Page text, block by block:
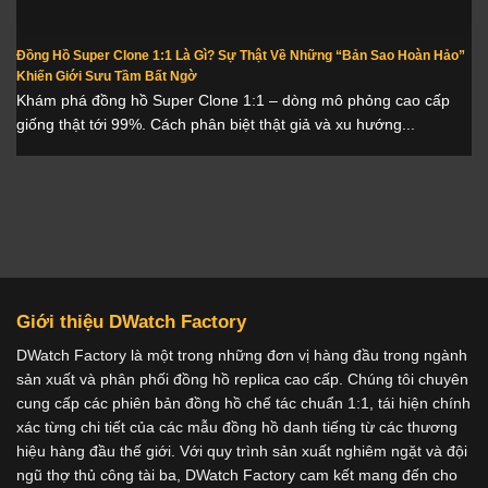
Đồng Hồ Super Clone 1:1 Là Gì? Sự Thật Về Những “Bản Sao Hoàn Hảo”
Khiến Giới Sưu Tầm Bất Ngờ
Khám phá đồng hồ Super Clone 1:1 – dòng mô phỏng cao cấp
giống thật tới 99%. Cách phân biệt thật giả và xu hướng...
Giới thiệu DWatch Factory
DWatch Factory là một trong những đơn vị hàng đầu trong ngành
sản xuất và phân phối đồng hồ replica cao cấp. Chúng tôi chuyên
cung cấp các phiên bản đồng hồ chế tác chuẩn 1:1, tái hiện chính
xác từng chi tiết của các mẫu đồng hồ danh tiếng từ các thương
hiệu hàng đầu thế giới. Với quy trình sản xuất nghiêm ngặt và đội
ngũ thợ thủ công tài ba, DWatch Factory cam kết mang đến cho